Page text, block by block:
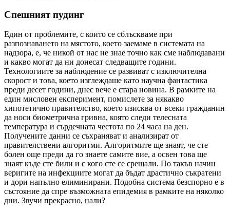
Спешният пудинг
Един от проблемите, с които се сблъскваме при
разпознаването на мястото, което заемаме в системата на
надзора, е, че никой от нас не знае точно как сме наблюдавани
и какво могат да ни донесат следващите години.
Технологиите за наблюдение се развиват с изключителна
скорост и това, което изглеждаше като научна фантастика
преди десет години, днес вече е стара новина. В рамките на
един мисловен експеримент, помислете за някакво
хипотетично правителство, което изисква от всеки гражданин
да носи биометрична гривна, която следи телесната
температура и сърдечната честота по 24 часа на ден.
Получените данни се съхраняват и анализират от
правителствени алгоритми. Алгоритмите ще знаят, че сте
болен още преди да го знаете самите вие, а освен това ще
знаят къде сте били и с кого сте се срещали. По такъв начин
веригите на инфекциите могат да бъдат драстично съкратени
и дори напълно елиминирани. Подобна система безспорно е в
състояние да спре възможната епидемия в рамките на няколко
дни. Звучи прекрасно, нали?